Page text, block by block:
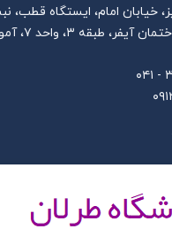
امام، ایستگاه قطب،
علیپور، ساختمان آیفر، طبقه